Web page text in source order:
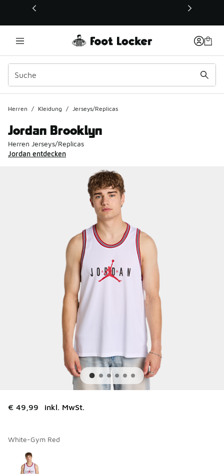
Dieser Link öffnet sich in einem neuen Fenster
Herren / Kleidung / Jerseys/Replicas
Jordan Brooklyn
Herren Jerseys/Replicas
Jordan entdecken
€ 49,99 inkl. MwSt.
White-Gym Red
Seite 1 von 1 zeigt die Farben 1 bis 1 von 1 an.
Bitte wählen Sie einen Stil aus